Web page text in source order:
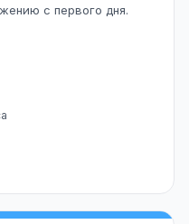
с первого дня.